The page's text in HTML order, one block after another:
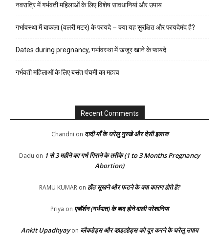
नवरात्रि में गर्भवती महिलाओं के लिए विशेष सावधानियां और उपाय
गर्भावस्था में बाकला (वलरी मटर) के फायदे – क्या यह सुरक्षित और फायदेमंद है?
Dates during pregnancy, गर्भावस्था में खजूर खाने के फायदे
गर्भवती महिलाओं के लिए बसंत पंचमी का महत्व
Recent Comments
Chandni on दादी माँ के घरेलु नुस्खे और देसी इलाज
Dadu on 1 से 3 महीने का गर्भ गिराने के तरीके (1 to 3 Months Pregnancy
Abortion)
RAMU KUMAR on होंठ सूखने और फटने के क्या कारण होते है?
Priya on एबॉर्शन (गर्भपात) के बाद होने वाली परेशानिया
Ankit Upadhyayon ब्लैकहेड्स और व्हाइटहेड्स को दूर करने के घरेलु उपाय